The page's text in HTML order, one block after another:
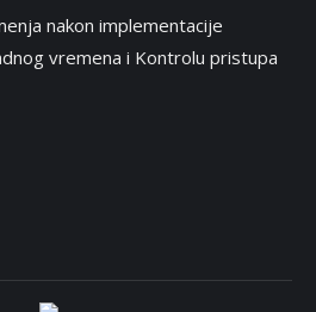
nakon implementacije
vremena i Kontrolu pristupa